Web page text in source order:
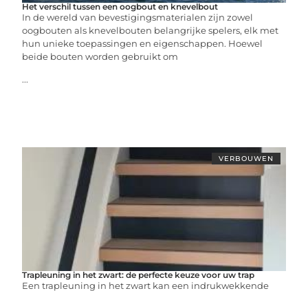
Het verschil tussen een oogbout en knevelbout
In de wereld van bevestigingsmaterialen zijn zowel
oogbouten als knevelbouten belangrijke spelers, elk met
hun unieke toepassingen en eigenschappen. Hoewel
beide bouten worden gebruikt om
...
VERBOUWEN
Trapleuning in het zwart: de perfecte keuze voor uw trap
Een trapleuning in het zwart kan een indrukwekkende